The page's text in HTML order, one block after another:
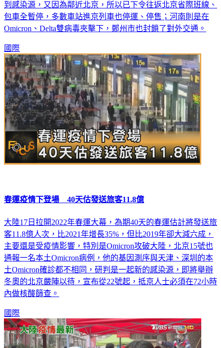
到感染源，又因為鄰近北京，所以已下令往返北京省際班線、
包車全暫停，多數車站進京列車也停運、停售；河南則是在
Omicron、Delta雙病毒夾擊下，鄭州市也封鎖了對外交通。
國際
春運疫情下登場 40天估發送旅客11.8億
大陸17日拉開2022年春運大幕，為期40天的春運估計將發送旅
客11.8億人次，比2021年增長35%，但比2019年卻大減六成，
主要還是受疫情影響，特別是Omicron攻破大陸，北京15號也
通報一名本土Omicron病例，他的基因測序與天津、深圳的本
土Omicron確診都不相同，研判是一起新的感染源，即將舉辦
冬奧的北京嚴陣以待，宣布從22號起，抵京人士必須在72小時
內做核酸篩查。
國際